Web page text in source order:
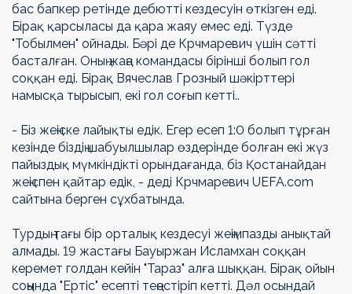
бас бапкер ретінде дебютті кездесуін өткізген еді.
Бірақ қарсыласы да қара жаяу емес еді. Түзде
"Тобылмен" ойнады. Бәрі де Крчмаревич үшін сәтті
басталған. Оның жаңа командасы бірінші болып гол
соққан еді. Бірақ Вячеслав Грозный шәкірттері
намысқа тырысып, екі гол соғып кетті..
- Біз жеңіске лайықты едік. Егер есеп 1:0 болып тұрған
кезінде біздің шабуылшылар өздерінде болған екі жүз
пайыздық мүмкіндікті орындағанда, біз Қостанайдан
жеңіспен қайтар едік, - деді Крчмаревич UEFA.com
сайтына берген сұхбатында.
Турдың тағы бір орталық кездесуі жеңімпазды анықтай
алмады. 19 жастағы Бауыржан Исламхан соққан
керемет голдан кейін "Тараз" алға шыққан. Бірақ ойын
соңында "Ертіс" есепті теңестіріп кетті. Дәл осындай